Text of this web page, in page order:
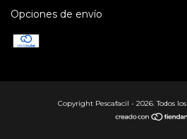
Opciones de envío
Copyright Pescafacil - 2026. Todos